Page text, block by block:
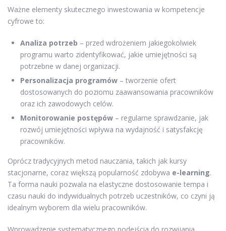
Ważne elementy skutecznego inwestowania w kompetencje
cyfrowe to:
Analiza potrzeb – przed wdrożeniem jakiegokolwiek
programu warto zidentyfikować, jakie umiejętności są
potrzebne w danej organizacji.
Personalizacja programów – tworzenie ofert
dostosowanych do poziomu zaawansowania pracowników
oraz ich zawodowych celów.
Monitorowanie postępów – regularne sprawdzanie, jak
rozwój umiejętności wpływa na wydajność i satysfakcję
pracowników.
Oprócz tradycyjnych metod nauczania, takich jak kursy
stacjonarne, coraz większą popularność zdobywa e-learning.
Ta forma nauki pozwala na elastyczne dostosowanie tempa i
czasu nauki do indywidualnych potrzeb uczestników, co czyni ją
idealnym wyborem dla wielu pracowników.
Wprowadzenie systematycznego podejścia do rozwijania